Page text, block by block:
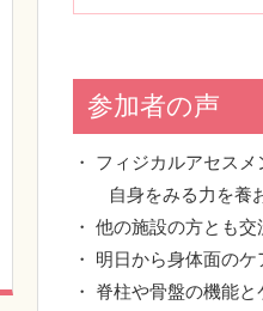
参加者の声
・ フィジカルアセス
自身をみる力を養
・ 他の施設の方とも
・ 明日から身体面の
・ 脊柱や骨盤の機能